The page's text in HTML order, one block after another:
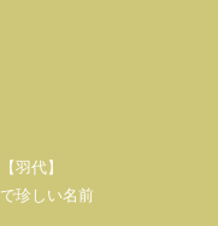
【羽代】
で珍しい名前